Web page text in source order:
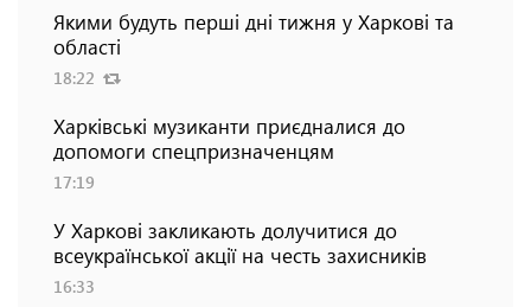
Якими будуть перші дні тижня у Харкові та
області
18:22
Харківські музиканти приєдналися до
допомоги спецпризначенцям
17:19
У Харкові закликають долучитися до
всеукраїнської акції на честь захисників
16:33